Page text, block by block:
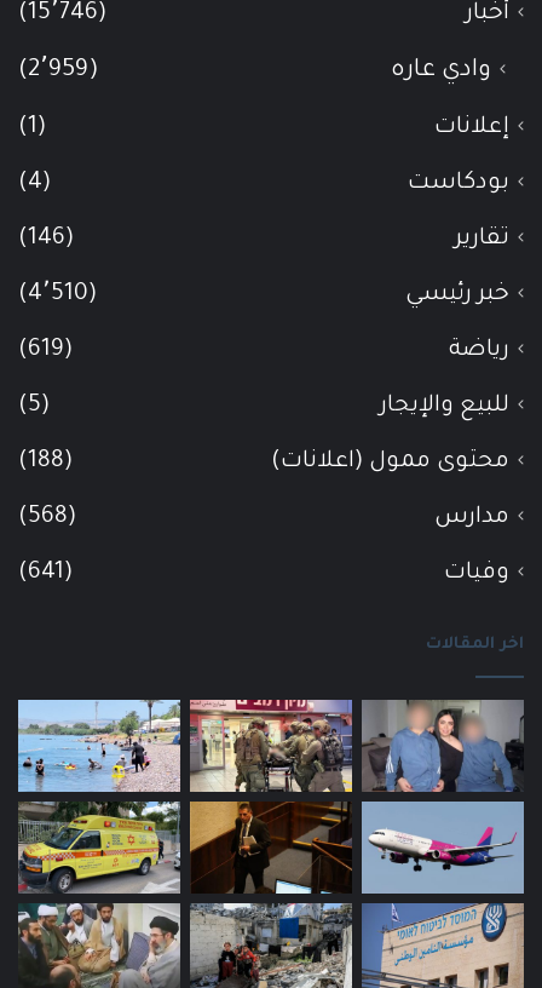
أخبار (15٬746)
وادي عاره (2٬959)
إعلانات (1)
بودكاست (4)
تقارير (146)
خبر رئيسي (4٬510)
رياضة (619)
للبيع والإيجار (5)
محتوى ممول (اعلانات) (188)
مدارس (568)
وفيات (641)
اخر المقالات